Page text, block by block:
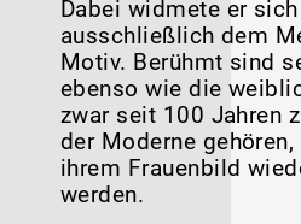
Dabei widmete er
ausschließlich dem
Motiv. Berühmt sind
ebenso wie die
zwar seit 100 Jahren
der Moderne
ihrem Frauenbild
werden.